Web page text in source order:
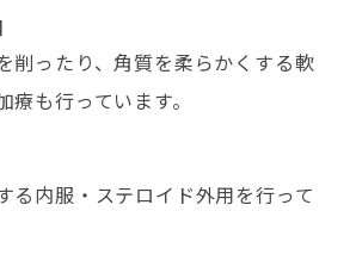
削ったり、角質を柔らかくする軟
も行っています。
る内服・ステロイド外用を行って